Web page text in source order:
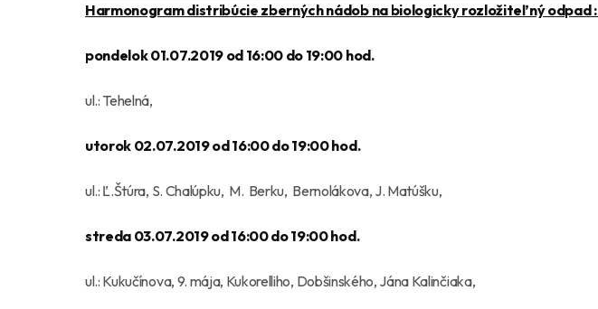
Harmonogram distribúcie zberných nádob na biologicky rozložiteľný odpad :
pondelok 01.07.2019 od 16:00 do 19:00 hod.
ul.: Tehelná,
utorok 02.07.2019 od 16:00 do 19:00 hod.
ul.: Ľ.Štúra, S. Chalúpku, M. Berku, Bernolákova, J. Matúšku,
streda 03.07.2019 od 16:00 do 19:00 hod.
ul.: Kukučínova, 9. mája, Kukorelliho, Dobšinského, Jána Kalinčiaka,